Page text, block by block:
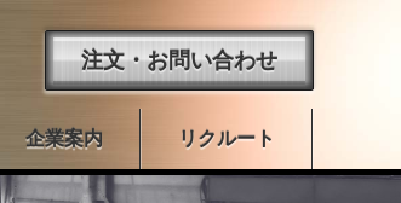
注文・お問い合わせ
企業案内 リクルート